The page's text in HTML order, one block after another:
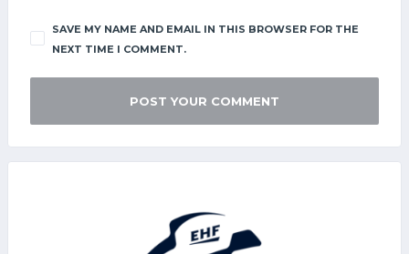
SAVE MY NAME AND EMAIL IN THIS BROWSER FOR THE
NEXT TIME I COMMENT.